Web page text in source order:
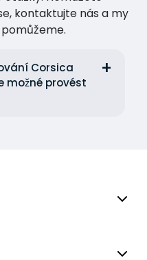
kontaktujte nás a my
Corsica
možné provést